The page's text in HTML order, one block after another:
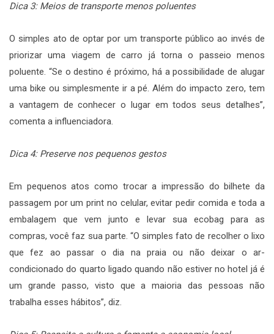
Dica 3: Meios de transporte menos poluentes
O simples ato de optar por um transporte público ao invés de
priorizar uma viagem de carro já torna o passeio menos
poluente. “Se o destino é próximo, há a possibilidade de alugar
uma bike ou simplesmente ir a pé. Além do impacto zero, tem
a vantagem de conhecer o lugar em todos seus detalhes”,
comenta a influenciadora.
Dica 4: Preserve nos pequenos gestos
Em pequenos atos como trocar a impressão do bilhete da
passagem por um print no celular, evitar pedir comida e toda a
embalagem que vem junto e levar sua ecobag para as
compras, você faz sua parte. “O simples fato de recolher o lixo
que fez ao passar o dia na praia ou não deixar o ar-
condicionado do quarto ligado quando não estiver no hotel já é
um grande passo, visto que a maioria das pessoas não
trabalha esses hábitos”, diz.